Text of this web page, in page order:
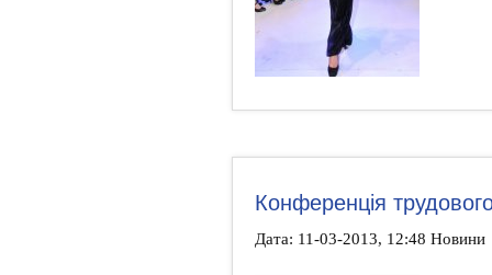
Конференція
Дата: 11-03-2013, 12:48 Новини